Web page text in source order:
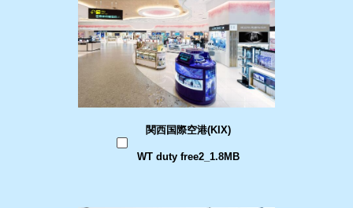
関西国際空港(KIX)
WT duty free2_1.8MB